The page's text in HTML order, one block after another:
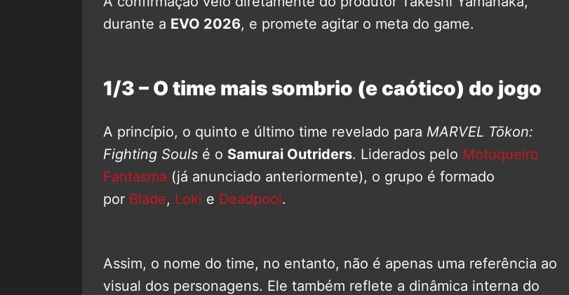
durante a EVO 2026, e promete agitar o meta do game.
1/3 – O time mais sombrio (e caótico) do jogo
A princípio, o quinto e último time revelado para MARVEL Tōkon:
Fighting Souls é o Samurai Outriders. Liderados pelo Motoqueiro
Fantasma (já anunciado anteriormente), o grupo é formado
por Blade, Loki e Deadpool.
Assim, o nome do time, no entanto, não é apenas uma referência ao
visual dos personagens. Ele também reflete a dinâmica interna do